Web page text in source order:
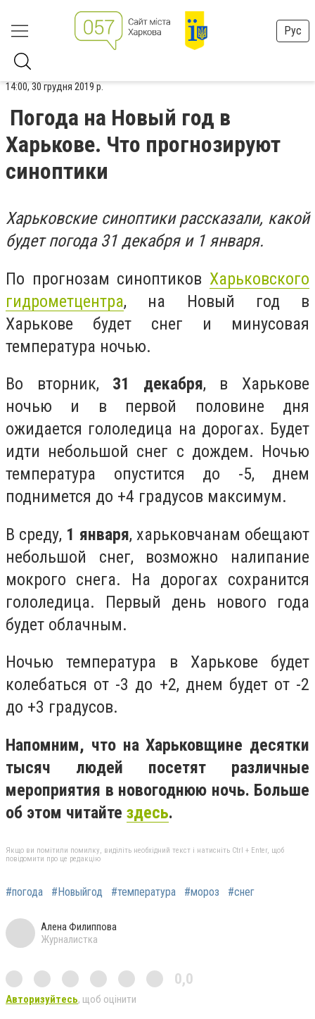
Рус
14:00, 30 грудня 2019 р.
Погода на Новый год в
Харькове. Что прогнозируют
синоптики
Харьковские синоптики рассказали, какой
будет погода 31 декабря и 1 января.
По прогнозам синоптиков Харьковского
гидрометцентра, на Новый год в
Харькове будет снег и минусовая
температура ночью.
Во вторник, 31 декабря, в Харькове
ночью и в первой половине дня
ожидается гололедица на дорогах. Будет
идти небольшой снег с дождем. Ночью
температура опустится до -5, днем
поднимется до +4 градусов максимум.
В среду, 1 января, харьковчанам обещают
небольшой снег, возможно налипание
мокрого снега. На дорогах сохранится
гололедица. Первый день нового года
будет облачным.
Ночью температура в Харькове будет
колебаться от -3 до +2, днем будет от -2
до +3 градусов.
Напомним, что на Харьковщине десятки
тысяч людей посетят различные
мероприятия в новогоднюю ночь. Больше
об этом читайте здесь.
Якщо ви помітили помилку, виділіть необхідний текст і натисніть Ctrl + Enter, щоб
повідомити про це редакцію
#погода #Новыйгод #температура #мороз #снег
Алена Филиппова
Журналистка
0,0
Авторизуйтесь, щоб оцінити